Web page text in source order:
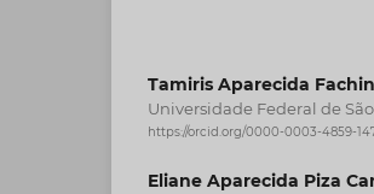
Tamiris Aparecida
Universidade Federal de São
https://orcid.org/0000-0003-4859-
Eliane Aparecida Piza